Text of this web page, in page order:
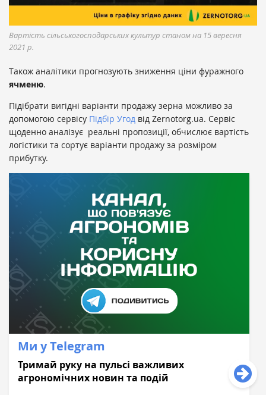
Вартість сільськогосподарських культур станом на 15 вересня
2021 р.
Також аналітики прогнозують зниження ціни фуражного
ячменю.
Підібрати вигідні варіанти продажу зерна можливо за
допомогою сервісу Підбір Угод від Zernotorg.ua. Сервіс
щоденно аналізує реальні пропозиції, обчислює вартість
логістики та сортує варіанти продажу за розміром
прибутку.
Ми у Telegram
Тримай руку на пульсі важливих
агрономічних новин та подій